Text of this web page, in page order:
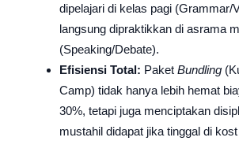
dipelajari di kelas pagi (Grammar/
langsung dipraktikkan di asrama
(Speaking/Debate).
Efisiensi Total: Paket Bundling
Camp) tidak hanya lebih hemat
30%, tetapi juga menciptakan
mustahil didapat jika tinggal di kost